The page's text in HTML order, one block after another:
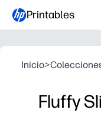
Printables
Inicio>
Fluffy